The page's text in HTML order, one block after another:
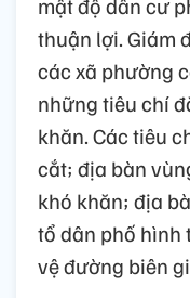
thuận lợi. Giám
các xã phường
những tiêu chí
khăn. Các tiêu
cắt; địa bàn
khó khăn; địa
tổ dân phố hình
vệ đường biên